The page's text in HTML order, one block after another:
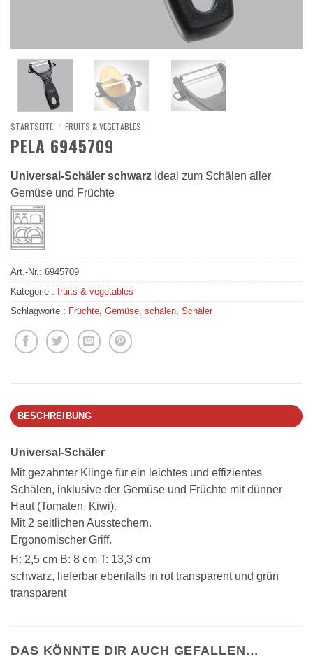
STARTSEITE / FRUITS & VEGETABLES
PELA 6945709
Universal-Schäler schwarz Ideal zum Schälen aller
Gemüse und Früchte
Art.-Nr.: 6945709
Kategorie : fruits & vegetables
Schlagworte : Früchte Gemüse schälen Schäler
BESCHREIBUNG
Universal-Schäler
Mit gezahnter Klinge für ein leichtes und effizientes
Schälen, inklusive der Gemüse und Früchte mit dünner
Haut (Tomaten, Kiwi).
Mit 2 seitlichen Ausstechern.
Ergonomischer Griff.
H: 2,5 cm B: 8 cm T: 13,3 cm
schwarz, lieferbar ebenfalls in rot transparent und grün
transparent
DAS KÖNNTE DIR AUCH GEFALLEN…